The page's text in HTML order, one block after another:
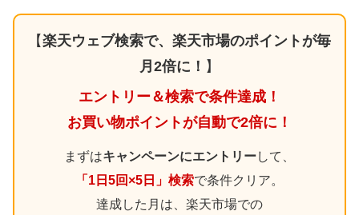
【楽天ウェブ検索で、楽天市場のポイントが毎
月2倍に！ 】
エントリー＆検索で条件達成！
お買い物ポイントが自動で2倍に！
まずはキャンペーンにエントリーして、
「1日5回×5日」検索で条件クリア。
達成した月は、楽天市場での